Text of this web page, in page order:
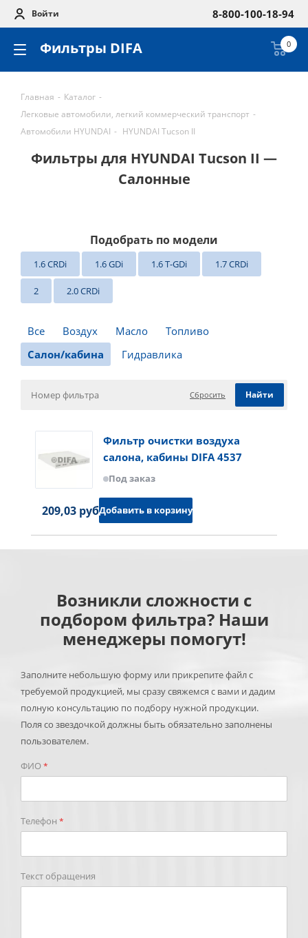
Войти 8-800-100-18-94
Фильтры DIFA 0
Главная - Каталог -
Легковые автомобили, легкий коммерческий транспорт -
Автомобили HYUNDAI - HYUNDAI Tucson II
Фильтры для HYUNDAI Tucson II —
Салонные
Подобрать по модели
1.6 CRDi 1.6 GDi 1.6 T-GDi 1.7 CRDi
2 2.0 CRDi
Все Воздух Масло
Топливо
Салон/кабина
Гидравлика
Сбросить
Фильтр очистки воздуха
салона, кабины DIFA 4537
Под заказ
209,03 руб.Добавить в корзину
Возникли сложности с
подбором фильтра? Наши
менеджеры помогут!
Заполните небольшую форму или прикрепите файл с
требуемой продукцией, мы сразу свяжемся с вами и дадим
полную консультацию по подбору нужной продукции.
Поля со звездочкой должны быть обязательно заполнены
пользователем.
ФИО*
Телефон *
Текст обращения